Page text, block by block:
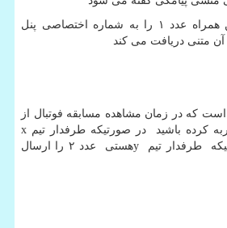
به طور مثال دارند تلفن همراه عدد ۱ را به شماره اختصاصی پنل
آن متنی دریافت می کند
است که در زمان مشاهده مسابقه فوتبال از
کرده باشید در صورتیکه طرفدار تیم x
y
هستی عدد ۲ را ارسال